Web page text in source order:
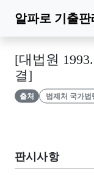
알파로 기출판
[대법원
결]
출처 법제처 국가법
판시사항